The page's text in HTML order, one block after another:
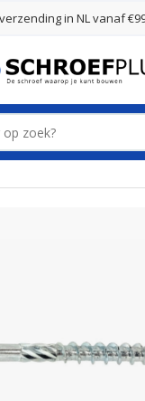
in NL vanaf